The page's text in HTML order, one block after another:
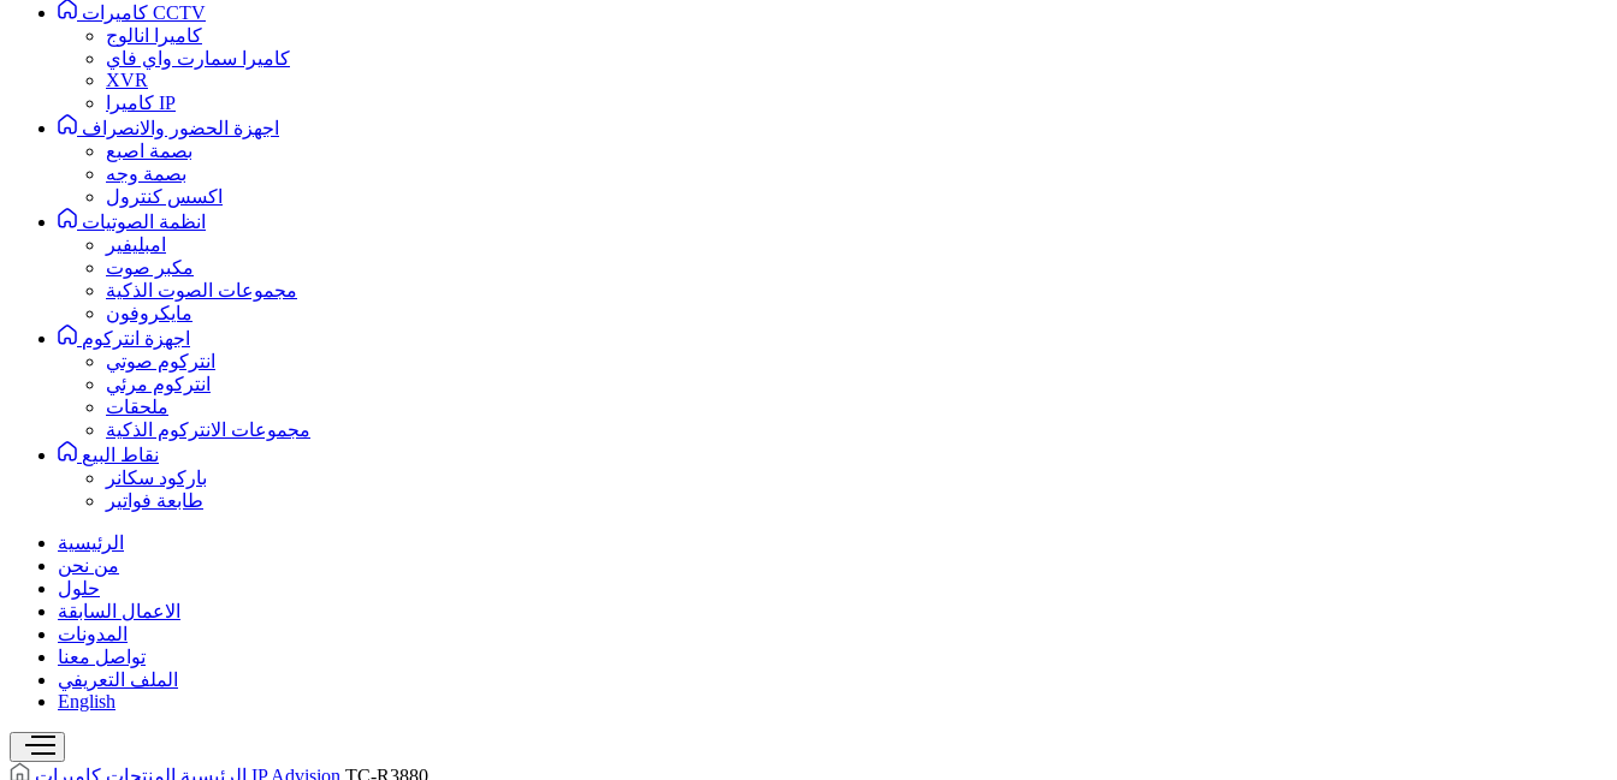
كاميرات CCTV
كاميرا انالوج
كاميرا سمارت واي فاي
XVR
كاميرا IP
اجهزة الحضور والانصراف
بصمة اصبع
بصمة وجه
اكسس كنترول
انظمة الصوتيات
امبليفير
مكبر صوت
مجموعات الصوت الذكية
مايكروفون
اجهزة انتركوم
انتركوم صوتي
انتركوم مرئي
ملحقات
مجموعات الانتركوم الذكية
نقاط البيع
باركود سكانر
طابعة فواتير
الرئيسية
من نحن
حلول
الاعمال السابقة
المدونات
تواصل معنا
الملف التعريفي
English
الرئيسية المنتجات كاميرات IP Advision TC-R3880